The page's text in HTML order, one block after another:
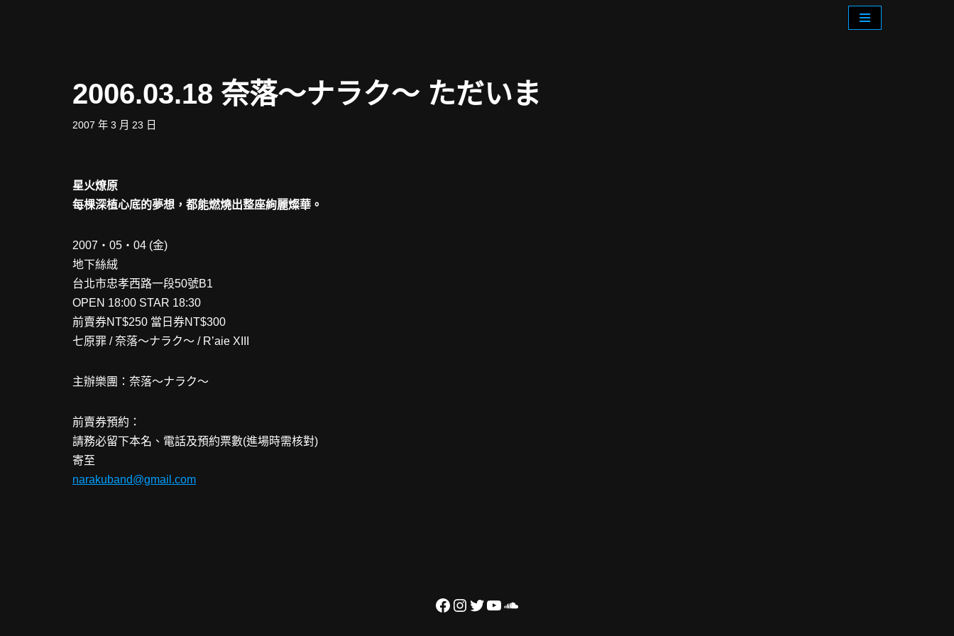
2006.03.18 奈落～ナラク～ ただいま
2007 年 3 月 23 日
星火燎原
每棵深植心底的夢想，都能燃燒出整座絢麗燦華。
2007‧05‧04 (金)
地下絲絨
台北市忠孝西路一段50號B1
OPEN 18:00 STAR 18:30
前賣券NT$250 當日券NT$300
七原罪 / 奈落～ナラク～ / R’aie XIII
主辦樂團：奈落～ナラク～
前賣券預約：
請務必留下本名、電話及預約票數(進場時需核對)
寄至
narakuband@gmail.com